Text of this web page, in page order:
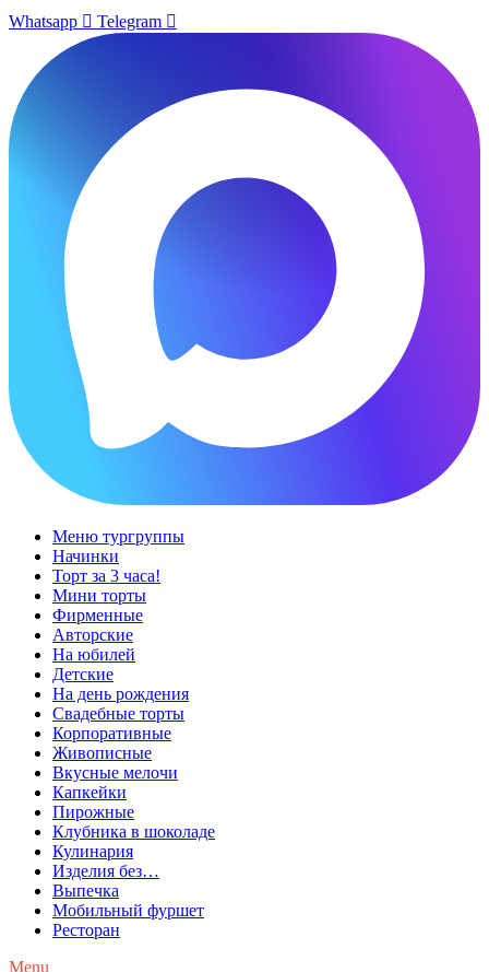
Whatsapp Telegram
Меню тургруппы
Начинки
Торт за 3 часа!
Мини торты
Фирменные
Авторские
На юбилей
Детские
На день рождения
Свадебные торты
Корпоративные
Живописные
Вкусные мелочи
Капкейки
Пирожные
Клубника в шоколаде
Кулинария
Изделия без…
Выпечка
Мобильный фуршет
Ресторан
Menu